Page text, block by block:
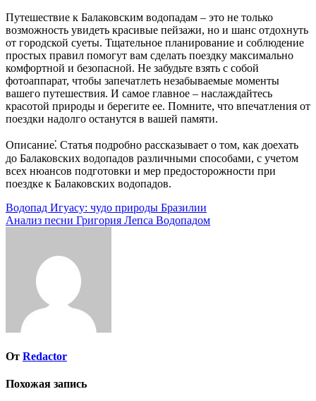
Путешествие к Балаковским водопадам – это не только
возможность увидеть красивые пейзажи, но и шанс отдохнуть
от городской суеты. Тщательное планирование и соблюдение
простых правил помогут вам сделать поездку максимально
комфортной и безопасной. Не забудьте взять с собой
фотоаппарат, чтобы запечатлеть незабываемые моменты
вашего путешествия. И самое главное – наслаждайтесь
красотой природы и берегите ее. Помните, что впечатления от
поездки надолго останутся в вашей памяти.
Описание⁚ Статья подробно рассказывает о том, как доехать
до Балаковских водопадов различными способами, с учетом
всех нюансов подготовки и мер предосторожности при
поездке к Балаковских водопадов.
Навигация
по
Водопад Игуасу: чудо природы Бразилии
Анализ песни Григория Лепса Водопадом
От Redactor
Похожая запись